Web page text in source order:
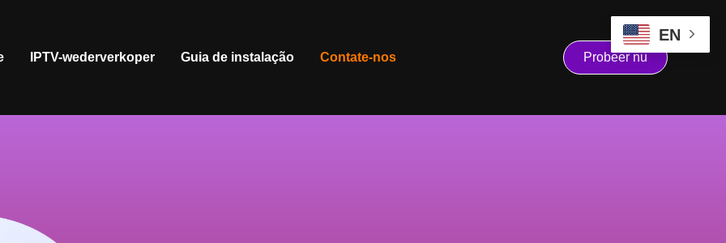
IPTV-wederverkoper Guia de instalação Contate-nos Probeer nu
EN